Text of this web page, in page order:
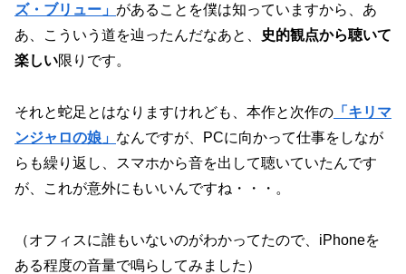
ズ・ブリュー」 があることを僕は知っていますから、あ
あ、こういう道を辿ったんだなあと、
史的観点から聴いて
楽しい限りです。
それと蛇足とはなりますけれども、本作と次作の 「キリマ
ンジャロの娘」 なんですが、PCに向かって仕事をしなが
らも繰り返し、スマホから音を出して聴いていたんです
が、これが意外にもいいんですね・・・。
（オフィスに誰もいないのがわかってたので、iPhoneを
ある程度の音量で鳴らしてみました）